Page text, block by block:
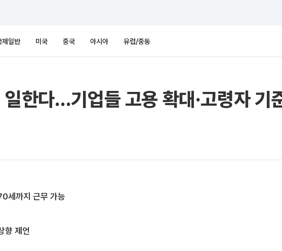
제일반 미국 중국 아시아 유럽/중동
한다…기업들 고용 확대·고령자 기
세까지 근무 가능
향 제언